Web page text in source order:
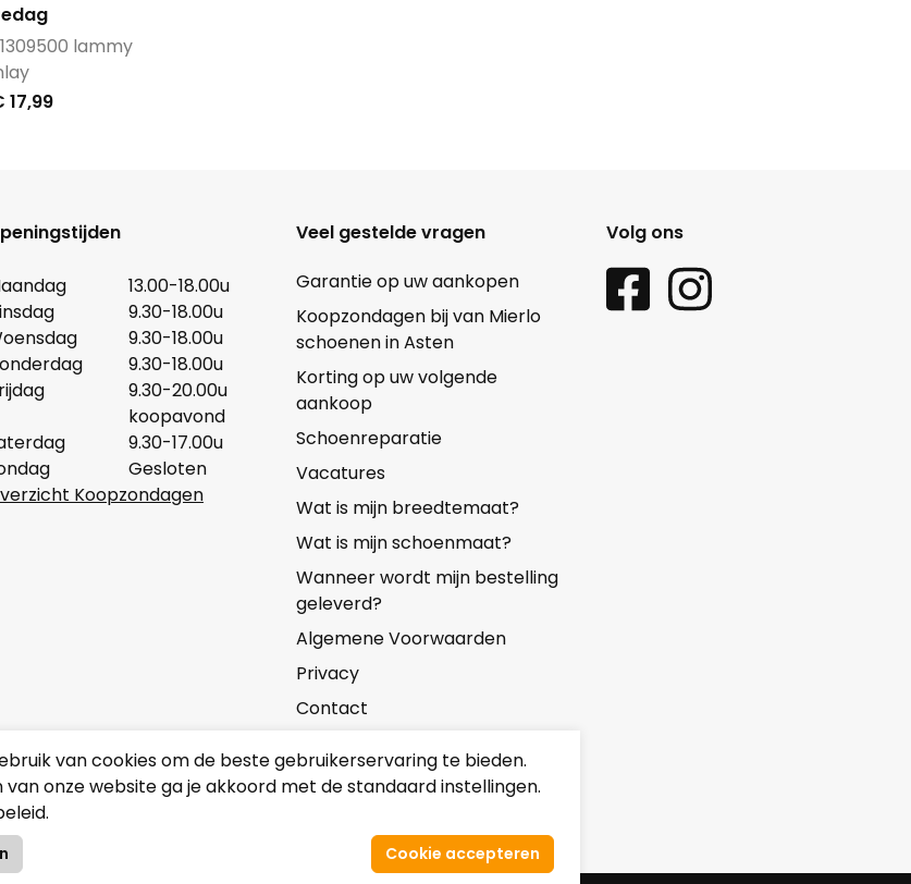
lammy
17,99
13.00-18.00u
9.30-18.00u
9.30-18.00u
9.30-18.00u
9.30-20.00u
koopavond
9.30-17.00u
Gesloten
Koopzondagen
Veel gestelde vragen
Garantie op uw aankopen
Koopzondagen bij van Mierlo
schoenen in Asten
Korting op uw volgende
aankoop
Schoenreparatie
Vacatures
Wat is mijn breedtemaat?
Wat is mijn schoenmaat?
Wanneer wordt mijn bestelling
geleverd?
Algemene Voorwaarden
Privacy
Contact
Volg ons
Onze partners
van cookies om de beste gebruikerservaring te bieden.
onze website ga je akkoord met de standaard instellingen.